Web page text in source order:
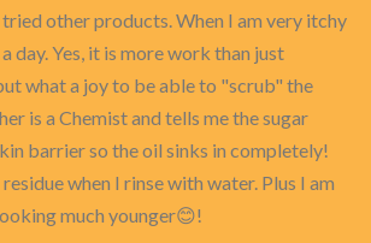
tried other products. When I am very itchy
day. Yes, it is more work than just
what a joy to be able to "scrub" the
is a Chemist and tells me the sugar
barrier so the oil sinks in completely!
when I rinse with water. Plus I am
much younger😊!